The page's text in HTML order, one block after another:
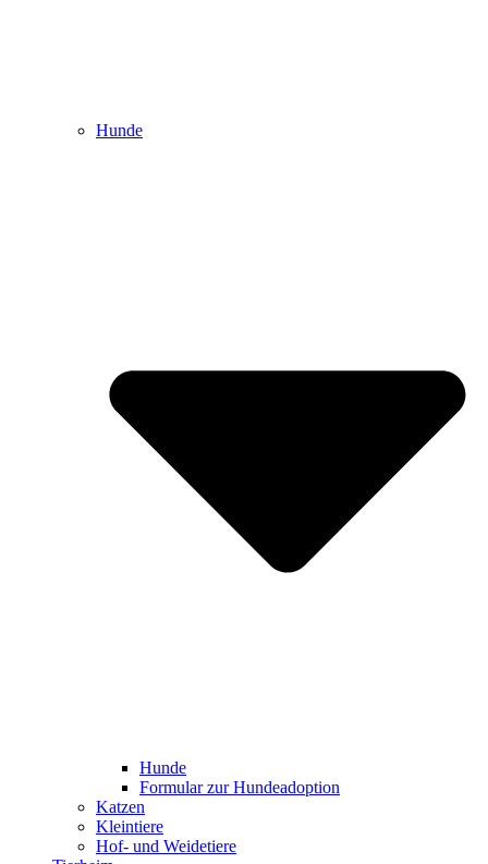
Hunde
Hunde
Formular zur Hundeadoption
Katzen
Kleintiere
Hof- und Weidetiere